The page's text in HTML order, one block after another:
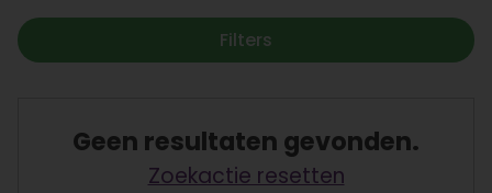
Filters
Geen resultaten gevonden.
Zoekactie resetten